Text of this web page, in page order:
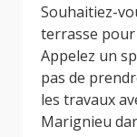
Souhaitiez-
terrasse pour
Appelez un
pas de
les travaux
Marignieu